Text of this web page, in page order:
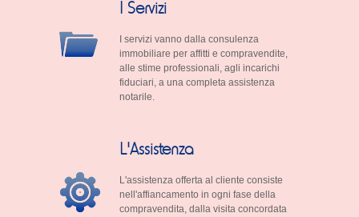
I Servizi
I servizi vanno dalla consulenza
immobiliare per affitti e compravendite,
alle stime professionali, agli incarichi
fiduciari, a una completa assistenza
notarile.
L'Assistenza
L'assistenza offerta al cliente consiste
nell'affiancamento in ogni fase della
compravendita, dalla visita concordata